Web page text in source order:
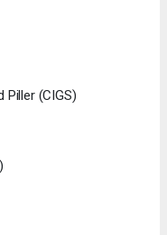
Piller (CIGS)